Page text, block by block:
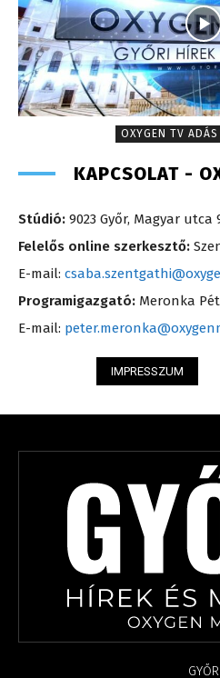
OXYGEN TV ADÁS
KAPCSOLAT -
Stúdió: 9023 Győr, Magyar utca
Felelős online szerkesztő:
E-mail:
Programigazgató: Meronka
E-mail:
IMPRESSZUM
GYŐR